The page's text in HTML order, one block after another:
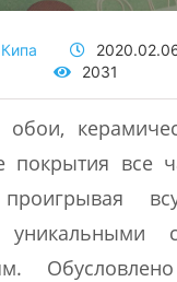
2031
обои,
покрытия все